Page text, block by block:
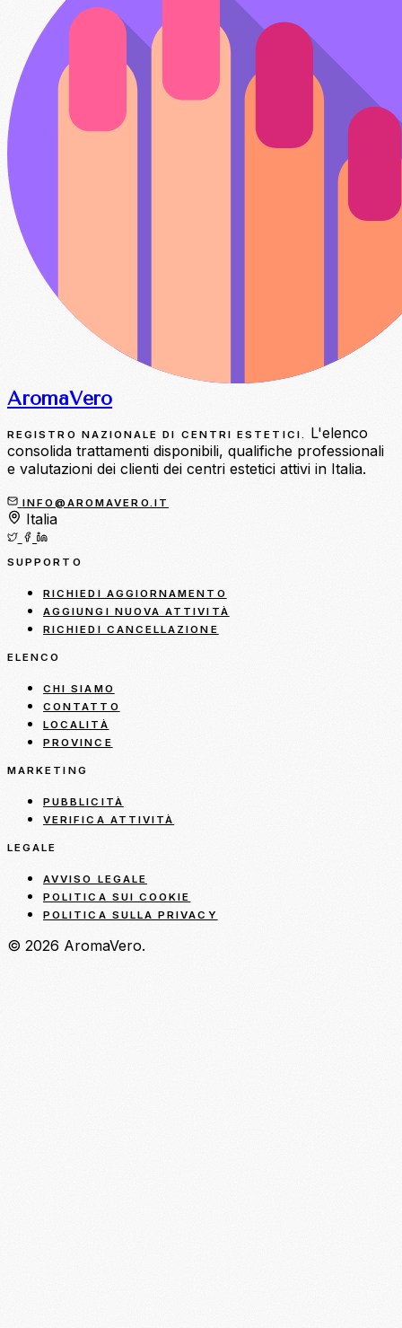
AromaVero
REGISTRO NAZIONALE DI CENTRI ESTETICI.
L'elenco
consolida trattamenti disponibili, qualifiche professionali
e valutazioni dei clienti dei centri estetici attivi in Italia.
INFO@AROMAVERO.IT
Italia
SUPPORTO
RICHIEDI AGGIORNAMENTO
AGGIUNGI NUOVA ATTIVITÀ
RICHIEDI CANCELLAZIONE
ELENCO
CHI SIAMO
CONTATTO
LOCALITÀ
PROVINCE
MARKETING
PUBBLICITÀ
VERIFICA ATTIVITÀ
LEGALE
AVVISO LEGALE
POLITICA SUI COOKIE
POLITICA SULLA PRIVACY
© 2026 AromaVero.